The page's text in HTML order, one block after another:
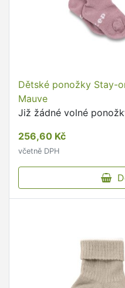
Dětské ponožky Stay-
Mauve
Již žádné volné
256,60 Kč
včetně DPH